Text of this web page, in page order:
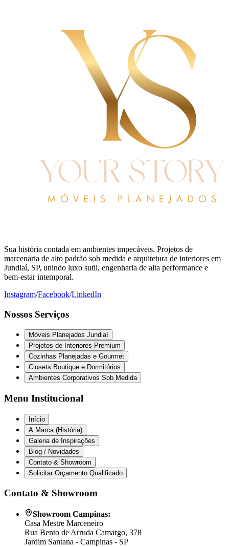
Sua história contada em ambientes impecáveis. Projetos de
marcenaria de alto padrão sob medida e arquitetura de interiores em
Jundiaí, SP, unindo luxo sutil, engenharia de alta performance e
bem-estar intemporal.
Instagram/Facebook/LinkedIn
Nossos Serviços
Móveis Planejados Jundiaí
Projetos de Interiores Premium
Cozinhas Planejadas e Gourmet
Closets Boutique e Dormitórios
Ambientes Corporativos Sob Medida
Menu Institucional
Início
A Marca (História)
Galeria de Inspirações
Blog / Novidades
Contato & Showroom
Solicitar Orçamento Qualificado
Contato & Showroom
Showroom Campinas:
Casa Mestre Marceneiro
Rua Bento de Arruda Camargo, 378
Jardim Santana - Campinas - SP